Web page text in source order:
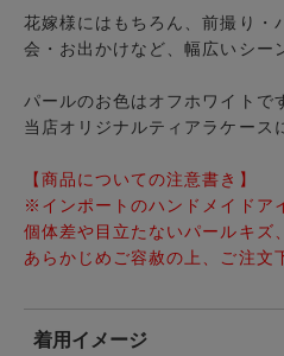
花嫁様にはもちろん、前撮り・
会・お出かけなど、幅広いシー
パールのお色はオフホワイトで
当店オリジナルティアラケース
【商品についての注意書き】
※インポートのハンドメイドア
個体差や目立たないパールキズ
あらかじめご容赦の上、ご注文
着用イメージ